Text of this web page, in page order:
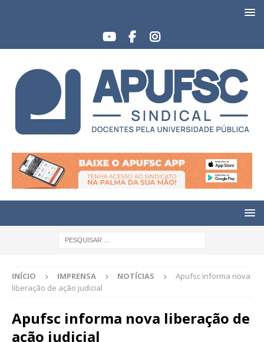
INÍCIO IMPRENSA NOTÍCIAS
Apufsc informa nova
liberação de ação judicial
Apufsc informa nova liberação de
ação judicial